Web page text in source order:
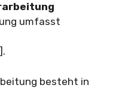
umfasst
besteht in